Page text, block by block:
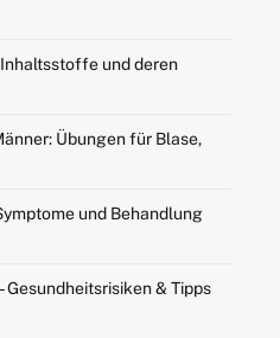
und deren
Übungen für Blase,
und Behandlung
Gesundheitsrisiken & Tipps